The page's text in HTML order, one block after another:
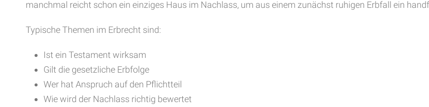
manchmal reicht schon ein einziges Haus im Nachlass, um aus einem zunächst ruhigen Erbfall ein
Typische Themen im Erbrecht sind:
Ist ein Testament wirksam
Gilt die gesetzliche Erbfolge
Wer hat Anspruch auf den Pflichtteil
Wie wird der Nachlass richtig bewertet